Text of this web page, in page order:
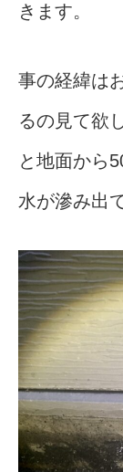
きます。
事の経緯は
るの見て欲
と地面から
水が滲み出